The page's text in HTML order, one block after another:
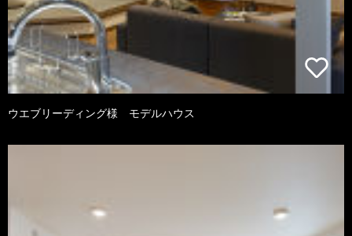
ウエブリーディング様 モデルハウス